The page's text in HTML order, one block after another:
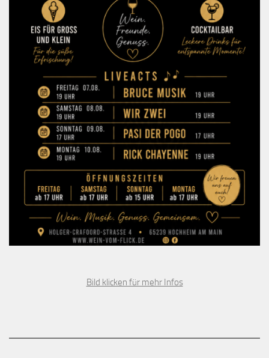
Bild klicken für mehr Infos